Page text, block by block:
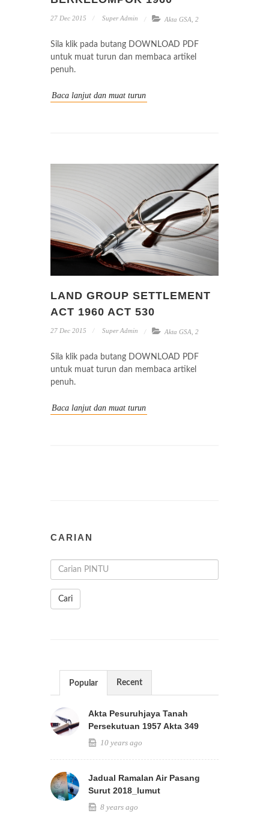
27 Dec 2015 Super Admin Akta GSA 2
Sila klik pada butang DOWNLOAD PDF
untuk muat turun dan membaca artikel
penuh.
Baca lanjut dan muat turun
LAND GROUP SETTLEMENT
ACT 1960 ACT 530
27 Dec 2015 Super Admin Akta GSA, 2
Sila klik pada butang DOWNLOAD PDF
untuk muat turun dan membaca artikel
penuh.
Baca lanjut dan muat turun
CARIAN
Cari
Popular Recent
Akta Pesuruhjaya Tanah
Persekutuan 1957 Akta 349
10 years ago
Jadual Ramalan Air Pasang
Surut 2018_lumut
8 years ago